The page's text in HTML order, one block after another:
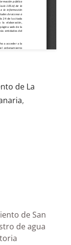
de La
,
de San
de agua